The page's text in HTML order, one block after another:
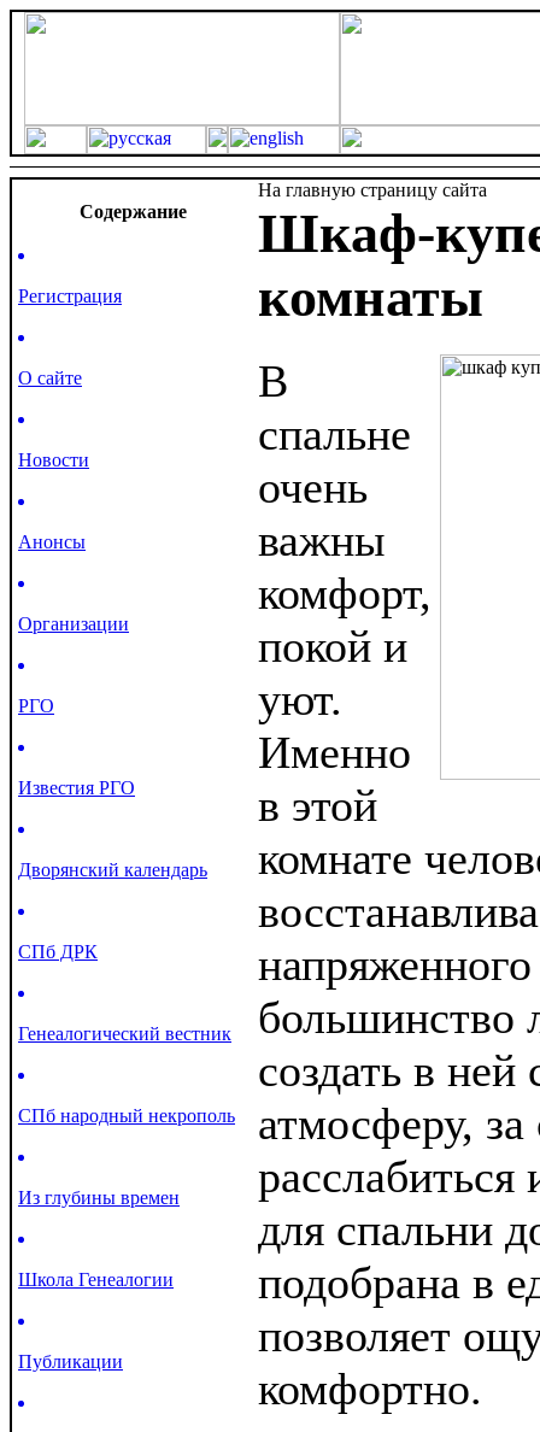
Cодержание
Регистрация
О сайте
Новости
Анонсы
Организации
РГО
Известия РГО
Дворянский календарь
СПб ДРК
Генеалогический вестник
СПб народный некрополь
Из глубины времен
Школа Генеалогии
Публикации
На главную страницу сайта
Шкаф-
комнаты
В
спальне
очень
важны
комфорт,
покой и
уют.
Именно
в этой
комнате
большинство
создать в
атмосферу,
для спальни
подобрана в
позволяет
комфортно.